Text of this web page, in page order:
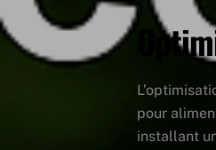
pour
installant